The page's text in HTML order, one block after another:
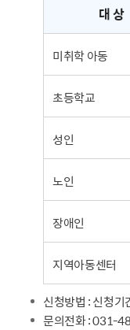
대 상
미취학 아동
초등학교
성인
노인
장애인
지역아동센터
신청방법 : 신청기
문의전화 : 031-